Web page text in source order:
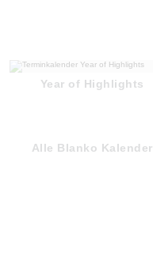
Year of Highlights
Alle Blanko Kalender